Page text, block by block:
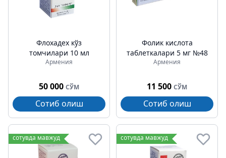
Флохадех кўз
томчилари 10 мл
Армения
50 000 СЎМ
Сотиб олиш
Фолик кислота
таблеткалари 5 мг №48
Армения
11 500 СЎМ
Сотиб олиш
сотувда мавжуд сотувда мавжуд